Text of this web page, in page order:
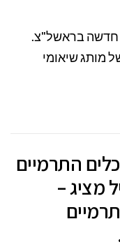
חדשה בראשל"צ.
מותג שיאומי
התרמיים
מציג –